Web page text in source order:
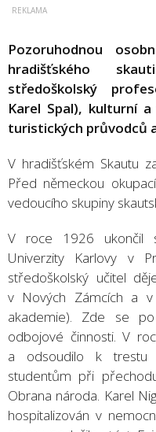
Pozoruhodnou
hradišťského
středoškolský
Karel Spal), kulturní
turistických průvodců
V hradišťském Skautu
Před německou
vedoucího skupiny
V roce 1926 ukončil
Univerzity Karlovy v
středoškolský učitel
v Nových Zámcích a v
akademie). Zde se
odbojové činnosti. V
a odsoudilo k trestu
studentům při
Obrana národa. Karel
hospitalizován v